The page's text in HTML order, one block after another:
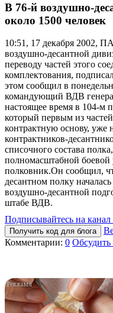
В 76-й воздушно-
около 1500 человек
10:51, 17 декабря 2002,
воздушно-десантной
переводу частей этого
комплектования,
этом сообщил в
командующий ВДВ
настоящее время в 104-м
который первым из
контрактную основу, уже
контрактников-
списочного состава
полномасштабной боевой
полковник.Он сообщил,
десантном полку
воздушно-десантной
штабе ВДВ.
Подписывайтесь на
Получить код для блога
Комментарии: 0